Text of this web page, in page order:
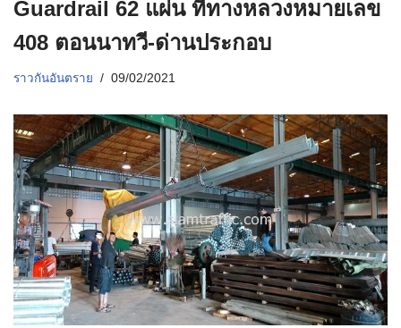
Guardrail 62 แผ่น ที่ทางหลวงหมายเลข
408 ตอนนาทวี-ด่านประกอบ
ราวกันอันตราย 09/02/2021